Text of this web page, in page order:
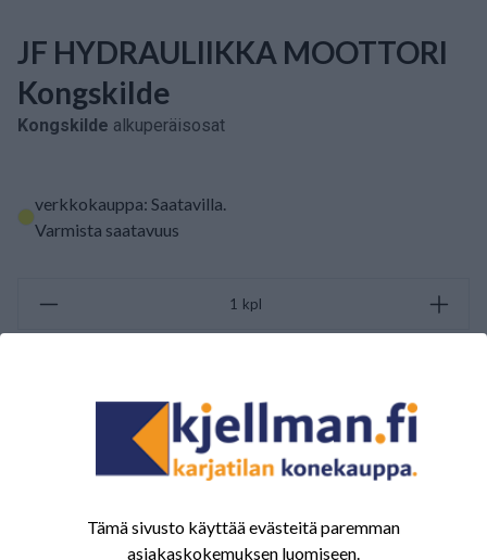
JF HYDRAULIIKKA MOOTTORI
Kongskilde
Kongskilde alkuperäisosat
verkkokauppa: Saatavilla.
Varmista saatavuus
kpl
ARVOSTELUJEN YHTEENVETO
Tämä sivusto käyttää evästeitä paremman
asiakaskokemuksen luomiseen.